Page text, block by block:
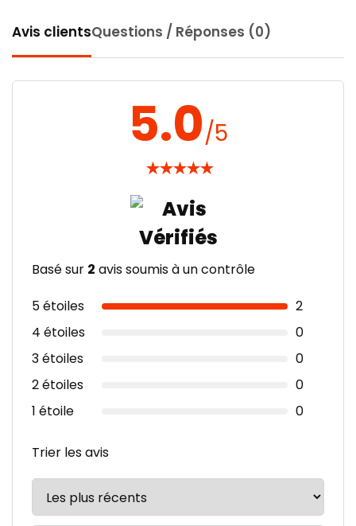
Avis clientsQuestions / Réponses (0)
5.0/5
★★★★★
Basé sur 2 avis soumis à un contrôle
5 étoiles
2
4 étoiles
0
3 étoiles
0
2 étoiles
0
1 étoile
0
Trier les avis